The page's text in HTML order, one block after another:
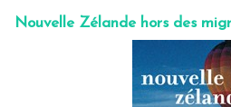
Nouvelle Zélande hors des